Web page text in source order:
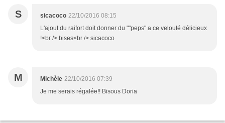
S sicacoco 22/10/2016 08:15
L'ajout du raifort doit donner du ""peps" a ce velouté délicieux
!<br /> bises<br /> sicacoco
M Michèle 22/10/2016 07:39
Je me serais régalée!! Bisous Doria